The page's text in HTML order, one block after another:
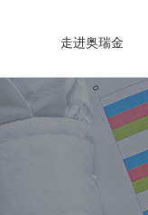
走进奥瑞金